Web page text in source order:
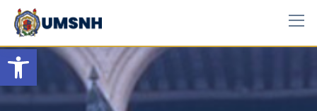
Open toolbar
Skip
content